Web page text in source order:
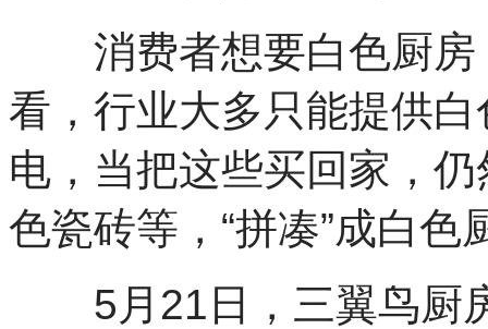
么
风
据
《中
国
家
消费者想要白色厨房
看，行业大多只能提供
电，当把这些买回家，
色瓷砖等，“拼凑”成白色
5月21日，三翼鸟厨房